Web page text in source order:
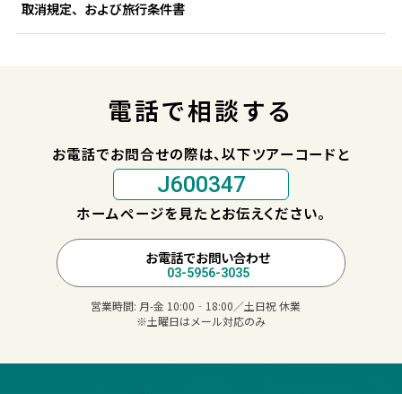
取消規定、および旅行条件書
電話で相談する
お電話でお問合せの際は、以下ツアーコードと
J600347
ホームページを見たとお伝えください。
お電話でお問い合わせ
03-5956-3035
営業時間: 月-金 10:00‐18:00／土日祝 休業
※土曜日はメール対応のみ